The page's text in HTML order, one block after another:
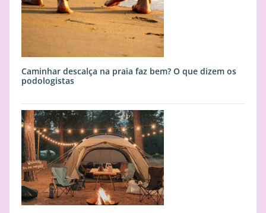
Caminhar descalça na praia faz bem? O que dizem os
podologistas